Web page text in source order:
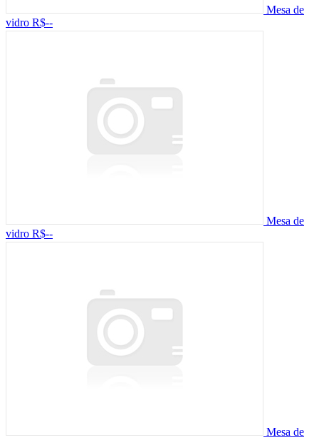
Mesa de
vidro R$--
Mesa de
vidro R$--
Mesa de